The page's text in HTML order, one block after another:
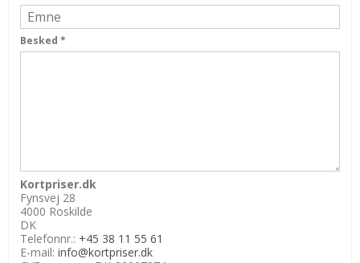
Besked *
Kortpriser.dk
Fynsvej 28
4000 Roskilde
DK
Telefonnr.: +45 38 11 55 61
E-mail: info@kortpriser.dk